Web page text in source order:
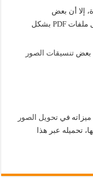
إلا أن بعض
المستخدمين قد يفضلون أدوات أكثر تقدماً لتعديل ملفات PDF بشكل
بعض تنسيقات الصور
في تحويل الصور
تحميله عبر هذا